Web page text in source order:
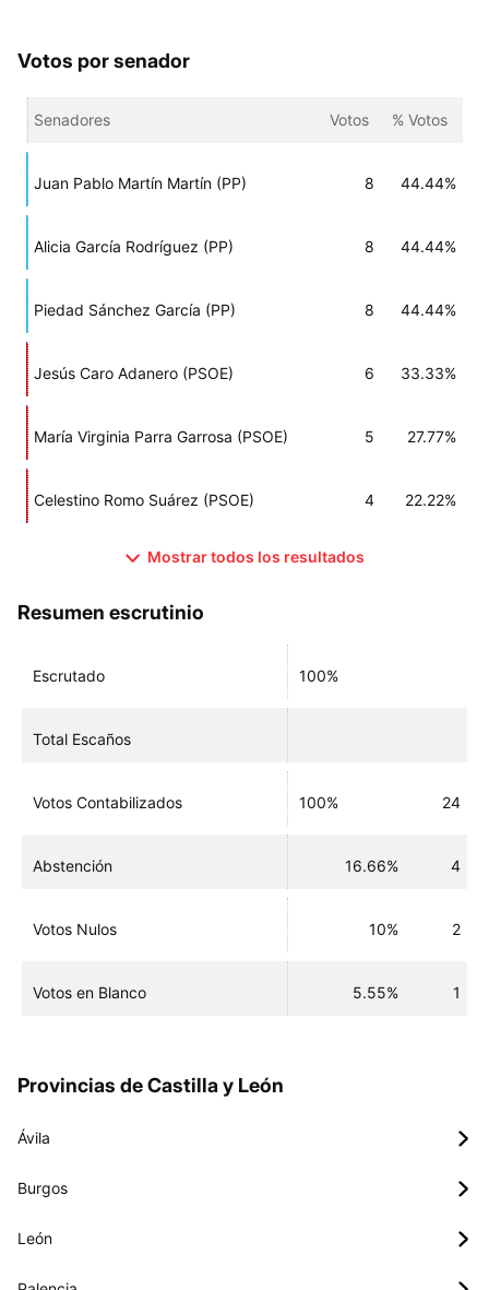
Votos por senador
Senadores Votos % Votos
Juan Pablo Martín Martín (PP) 8 44.44%
Alicia García Rodríguez (PP) 8 44.44%
Piedad Sánchez García (PP) 8 44.44%
Jesús Caro Adanero (PSOE) 6 33.33%
María Virginia Parra Garrosa (PSOE) 5 27.77%
Celestino Romo Suárez (PSOE) 4 22.22%
Mostrar todos los resultados
Resumen escrutinio
Escrutado 100%
Total Escaños
Votos Contabilizados 100% 24
Abstención 16.66% 4
Votos Nulos 10% 2
Votos en Blanco 5.55% 1
Provincias de Castilla y León
Ávila
Burgos
León